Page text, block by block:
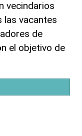
vecindarios
las vacantes
de
el objetivo de